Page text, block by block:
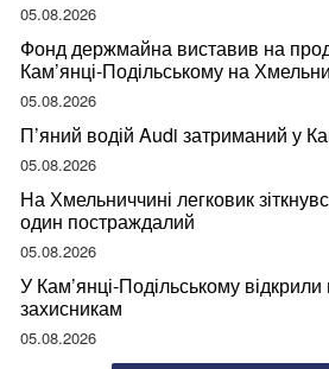
05.08.2026
Фонд держмайна виставив на
Кам’янці-Подільському на
05.08.2026
П’яний водій Audi затриманий у
05.08.2026
На Хмельниччині легковик
один постраждалий
05.08.2026
У Кам’янці-Подільському
захисникам
05.08.2026